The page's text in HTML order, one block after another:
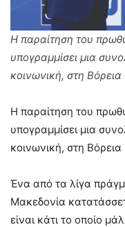
Η παραίτηση του
υπογραμμίσει μια
κοινωνική, στη
Η παραίτηση του
υπογραμμίσει μια
κοινωνική, στη
Ένα από τα λίγα
Μακεδονία
είναι κάτι το οποίο